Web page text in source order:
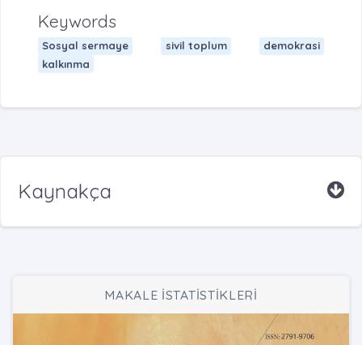
Keywords
Sosyal sermaye sivil toplum
demokrasi
kalkınma
Kaynakça
MAKALE İSTATİSTİKLERİ